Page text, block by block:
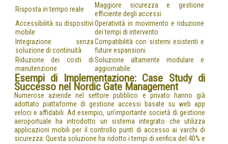
Risposta in tempo reale
Maggiore sicurezza e gestione
efficiente degli accessi
Accessibilità su dispositivi
mobile
Operatività in movimento e riduzione
dei tempi di intervento
Integrazione senza
soluzione di continuità
Compatibilità con sistemi esistenti e
future espansioni
Riduzione dei costi di
manutenzione
Soluzione altamente modulare e
aggiornabile
Esempi di Implementazione: Case Study di
Successo nel Nordic Gate Management
Numerose aziende nel settore pubblico e privato hanno già
adottato piattaforme di gestione accessi basate su web app
veloci e affidabili. Ad esempio, un’importante società di gestione
aeroportuale ha introdotto un sistema integrato che utilizza
applicazioni mobili per il controllo punti di accesso ai varchi di
sicurezza. Questa soluzione ha ridotto i tempi di verifica del 40% e